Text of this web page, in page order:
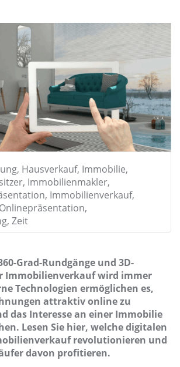
Hausverkauf, Immobilie,
Immobilienmakler,
Immobilienverkauf,
Zeit
Grad-Rundgänge und 3D-
Immobilienverkauf wird immer
Technologien ermöglichen es,
attraktiv online zu
das Interesse an einer Immobilie
Lesen Sie hier, welche digitalen
revolutionieren und
davon profitieren.